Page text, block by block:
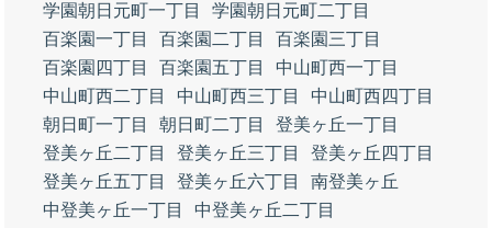
学園朝日元町一丁目
学園朝日元町二丁目
百楽園一丁目
百楽園二丁目
百楽園三丁目
百楽園四丁目
百楽園五丁目
中山町西一丁目
中山町西二丁目
中山町西三丁目
中山町西四丁目
朝日町一丁目
朝日町二丁目
登美ヶ丘一丁目
登美ヶ丘二丁目
登美ヶ丘三丁目
登美ヶ丘四丁目
登美ヶ丘五丁目
登美ヶ丘六丁目
南登美ヶ丘
中登美ヶ丘一丁目
中登美ヶ丘二丁目